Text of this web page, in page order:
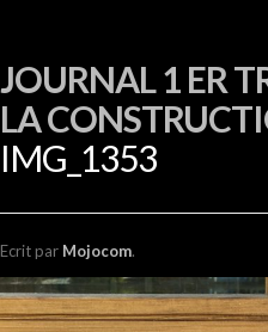
JOURNAL 1 ER
LA
IMG_1353
Ecrit par Mojocom.